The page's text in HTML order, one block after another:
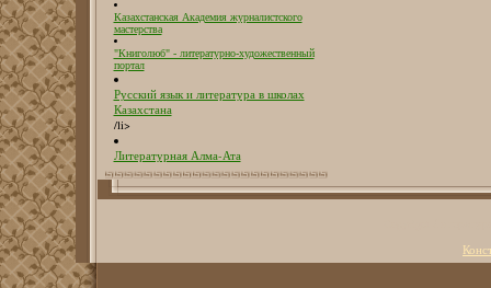
Казахстанская Академия журналистского
мастерства
"Книголюб" - литературно-художественный
портал
Русский язык и литература в школах
Казахстана
/li>
Литературная Алма-Ата